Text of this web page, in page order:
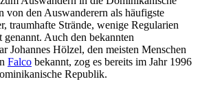
von den Auswanderern als häufigste
traumhafte Strände, wenige Regularien
Auch den bekannten
Johannes Hölzel, den meisten Menschen
Falco bekannt, zog es bereits im Jahr 1996
Republik.